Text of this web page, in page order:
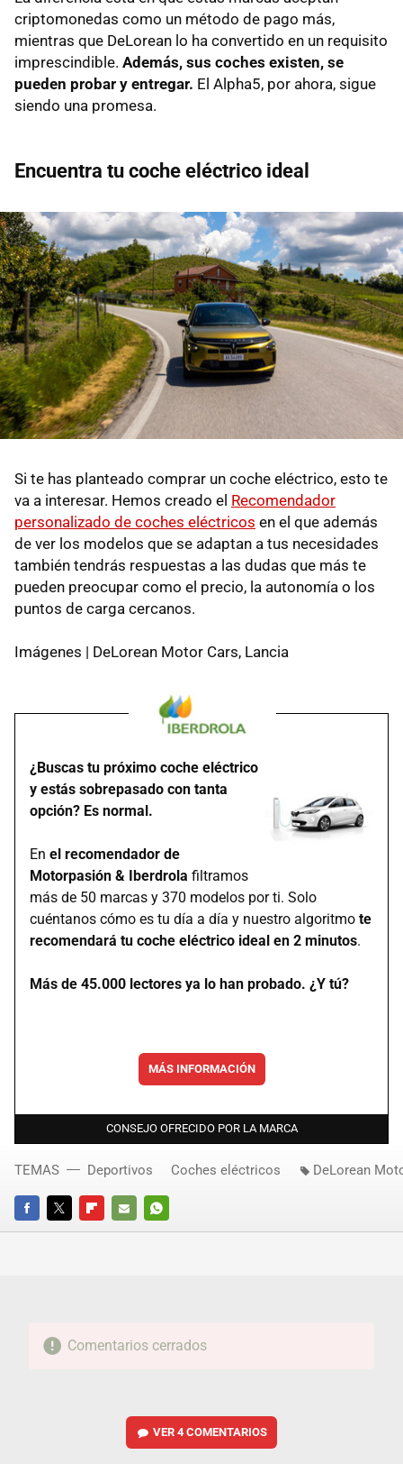
criptomonedas como un método de pago más,
mientras que DeLorean lo ha convertido en un requisito
imprescindible. Además, sus coches existen, se
pueden probar y entregar. El Alpha5, por ahora, sigue
siendo una promesa.
Encuentra tu coche eléctrico ideal
Si te has planteado comprar un coche eléctrico, esto te
va a interesar. Hemos creado el Recomendador
personalizado de coches eléctricos en el que además
de ver los modelos que se adaptan a tus necesidades
también tendrás respuestas a las dudas que más te
pueden preocupar como el precio, la autonomía o los
puntos de carga cercanos.
Imágenes | DeLorean Motor Cars, Lancia
¿Buscas tu próximo coche eléctrico
y estás sobrepasado con tanta
opción? Es normal.
En el recomendador de
Motorpasión & Iberdrola filtramos
más de 50 marcas y 370 modelos por ti. Solo
cuéntanos cómo es tu día a día y nuestro algoritmo te
recomendará tu coche eléctrico ideal en 2 minutos.
Más de 45.000 lectores ya lo han probado. ¿Y tú?
MÁS INFORMACIÓN
CONSEJO OFRECIDO POR LA MARCA
FACEBOOKTWITTERFLIPBOARD
E-
WHATSAPP
TEMAS Deportivos Coches eléctricos DeLorean
Comentarios cerrados
VER4 COMENTARIOS